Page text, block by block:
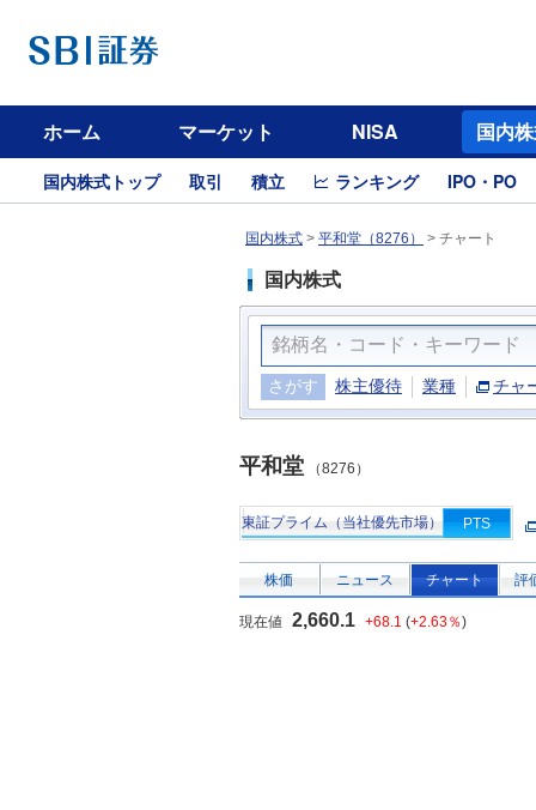
ホーム マーケット NISA 国内
国内株式トップ 取引 積立 ランキング IPO・PO
国内株式 > 平和堂（8276） > チャート
国内株式
さがす 株主優待 業種 チャ
平和堂 （8276）
東証プライム（当社優先市場） PTS
株価 ニュース チャート 評
現在値 2,660.1 +68.1 (+2.63％)